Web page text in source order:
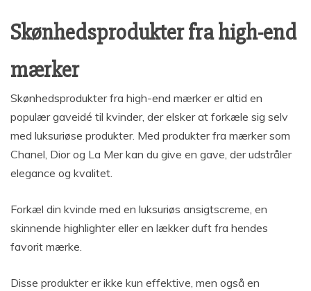
Skønhedsprodukter fra high-end
mærker
Skønhedsprodukter fra high-end mærker er altid en
populær gaveidé til kvinder, der elsker at forkæle sig selv
med luksuriøse produkter. Med produkter fra mærker som
Chanel, Dior og La Mer kan du give en gave, der udstråler
elegance og kvalitet.
Forkæl din kvinde med en luksuriøs ansigtscreme, en
skinnende highlighter eller en lækker duft fra hendes
favorit mærke.
Disse produkter er ikke kun effektive, men også en